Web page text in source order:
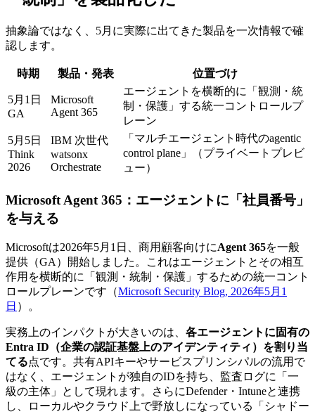
抽象論ではなく、5月に実際に出てきた製品を一次情報で確
認します。
時期 製品・発表 位置づけ
5月1日
GA
Microsoft
Agent 365
エージェントを横断的に「観測・統
制・保護」する統一コントロールプ
レーン
5月5日
Think
2026
IBM 次世代
watsonx
Orchestrate
「マルチエージェント時代のagentic
control plane」（プライベートプレビ
ュー）
Microsoft Agent 365：エージェントに「社員番号」
を与える
Microsoftは2026年5月1日、商用顧客向けにAgent 365を一般
提供（GA）開始しました。これはエージェントとその相互
作用を横断的に「観測・統制・保護」するための統一コント
ロールプレーンです（Microsoft Security Blog, 2026年5月1
日 ）。
実務上のインパクトが大きいのは、 各エージェントに固有の
Entra ID（企業の認証基盤上のアイデンティティ）を割り当
てる点です。共有APIキーやサービスプリンシパルの流用で
はなく、エージェントが独自のIDを持ち、監査ログに「一
級の主体」として現れます。さらにDefender・Intuneと連携
し、ローカルやクラウド上で野放しになっている「シャドー